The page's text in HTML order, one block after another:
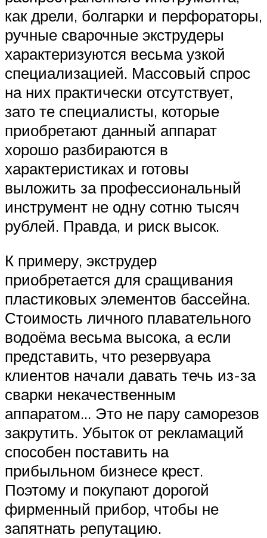
как дрели, болгарки и перфораторы,
ручные сварочные экструдеры
характеризуются весьма узкой
специализацией. Массовый спрос
на них практически отсутствует,
зато те специалисты, которые
приобретают данный аппарат
хорошо разбираются в
характеристиках и готовы
выложить за профессиональный
инструмент не одну сотню тысяч
рублей. Правда, и риск высок.
К примеру, экструдер
приобретается для сращивания
пластиковых элементов бассейна.
Стоимость личного плавательного
водоёма весьма высока, а если
представить, что резервуара
клиентов начали давать течь из-за
сварки некачественным
аппаратом… Это не пару саморезов
закрутить. Убыток от рекламаций
способен поставить на
прибыльном бизнесе крест.
Поэтому и покупают дорогой
фирменный прибор, чтобы не
запятнать репутацию.